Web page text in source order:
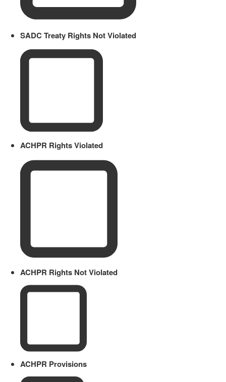
SADC Treaty Rights Not Violated
ACHPR Rights Violated
ACHPR Rights Not Violated
ACHPR Provisions